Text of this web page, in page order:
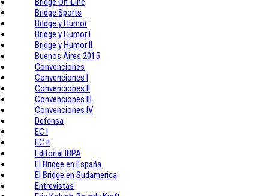
Bridge Sports
Bridge y Humor
Bridge y Humor I
Bridge y Humor II
Buenos Aires 2015
Convenciones
Convenciones I
Convenciones II
Convenciones III
Convenciones IV
Defensa
EC I
EC II
Editorial IBPA
El Bridge en España
El Bridge en Sudamerica
Entrevistas